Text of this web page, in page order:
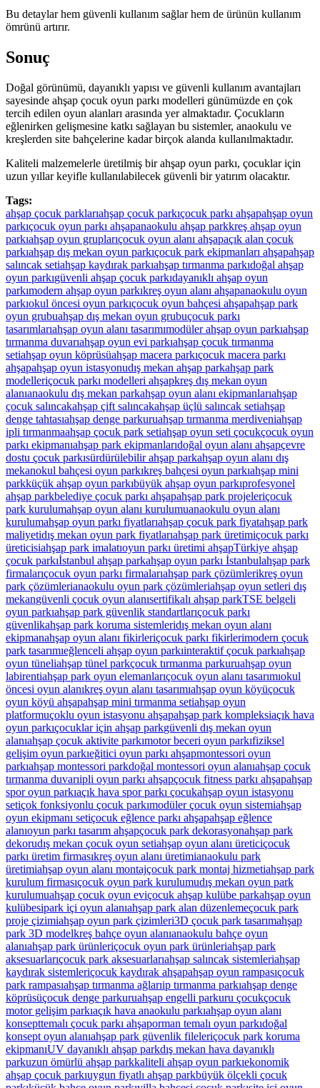
Bu detaylar hem güvenli kullanım sağlar hem de ürünün kullanım
ömrünü artırır.
Sonuç
Doğal görünümü, dayanıklı yapısı ve güvenli kullanım avantajları
sayesinde ahşap çocuk oyun parkı modelleri günümüzde en çok
tercih edilen oyun alanları arasında yer almaktadır. Çocukların
eğlenirken gelişmesine katkı sağlayan bu sistemler, anaokulu ve
kreşlerden site bahçelerine kadar birçok alanda kullanılmaktadır.
Kaliteli malzemelerle üretilmiş bir ahşap oyun parkı, çocuklar için
uzun yıllar keyifle kullanılabilecek güvenli bir yatırım olacaktır.
Tags:
ahşap çocuk parklarıahşap çocuk parkıçocuk parkı ahşapahşap oyun
parkıçocuk oyun parkı ahşapanaokulu ahşap parkkreş ahşap oyun
parkıahşap oyun gruplarıçocuk oyun alanı ahşapaçık alan çocuk
parkıahşap dış mekan oyun parkıçocuk park ekipmanları ahşapahşap
salıncak setiahşap kaydırak parkıahşap tırmanma parkıdoğal ahşap
oyun parkıgüvenli ahşap çocuk parkıdayanıklı ahşap oyun
parkımodern ahşap oyun parkıkreş oyun alanı ahşapanaokulu oyun
parkıokul öncesi oyun parkıçocuk oyun bahçesi ahşapahşap park
oyun grubuahşap dış mekan oyun grubuçocuk parkı
tasarımlarıahşap oyun alanı tasarımımodüler ahşap oyun parkıahşap
tırmanma duvarıahşap oyun evi parkıahşap çocuk tırmanma
setiahşap oyun köprüsüahşap macera parkıçocuk macera parkı
ahşapahşap oyun istasyonudış mekan ahşap parkahşap park
modelleriçocuk parkı modelleri ahşapkreş dış mekan oyun
alanıanaokulu dış mekan parkahşap oyun alanı ekipmanlarıahşap
çocuk salıncakahşap çift salıncakahşap üçlü salıncak setiahşap
denge tahtasıahşap denge parkuruahşap tırmanma merdiveniahşap
ipli tırmanmaahşap çocuk park setiahşap oyun seti çocukçocuk oyun
parkı ekipmanıahşap park ekipmanlarıdoğal oyun alanı ahşapçevre
dostu çocuk parkısürdürülebilir ahşap parkahşap oyun alanı dış
mekanokul bahçesi oyun parkıkreş bahçesi oyun parkıahşap mini
parkküçük ahşap oyun parkıbüyük ahşap oyun parkıprofesyonel
ahşap parkbelediye çocuk parkı ahşapahşap park projeleriçocuk
park kurulumahşap oyun alanı kurulumuanaokulu oyun alanı
kurulumahşap oyun parkı fiyatlarıahşap çocuk park fiyatahşap park
maliyetidış mekan oyun park fiyatlarıahşap park üretimiçocuk parkı
üreticisiahşap park imalatıoyun parkı üretimi ahşapTürkiye ahşap
çocuk parkıİstanbul ahşap parkahşap oyun parkı İstanbulahşap park
firmalarıçocuk oyun parkı firmalarıahşap park çözümlerikreş oyun
park çözümlerianaokulu oyun park çözümleriahşap oyun setleri dış
mekangüvenli çocuk oyun alanısertifikalı ahşap parkTSE belgeli
oyun parkıahşap park güvenlik standartlarıçocuk parkı
güvenlikahşap park koruma sistemleridış mekan oyun alanı
ekipmanahşap oyun alanı fikirleriçocuk parkı fikirlerimodern çocuk
park tasarımıeğlenceli ahşap oyun parkıinteraktif çocuk parkıahşap
oyun tüneliahşap tünel parkçocuk tırmanma parkuruahşap oyun
labirentiahşap park oyun elemanlarıçocuk oyun alanı tasarımıokul
öncesi oyun alanıkreş oyun alanı tasarımıahşap oyun köyüçocuk
oyun köyü ahşapahşap mini tırmanma setiahşap oyun
platformuçoklu oyun istasyonu ahşapahşap park kompleksiaçık hava
oyun parkıçocuklar için ahşap parkgüvenli dış mekan oyun
alanıahşap çocuk aktivite parkımotor beceri oyun parkıfiziksel
gelişim oyun parkıeğitici oyun parkı ahşapmontessori oyun
parkıahşap montessori parkdoğal montessori oyun alanıahşap çocuk
tırmanma duvarıipli oyun parkı ahşapçocuk fitness parkı ahşapahşap
spor oyun parkıaçık hava spor parkı çocukahşap oyun istasyonu
setiçok fonksiyonlu çocuk parkımodüler çocuk oyun sistemiahşap
oyun ekipmanı setiçocuk eğlence parkı ahşapahşap eğlence
alanıoyun parkı tasarım ahşapçocuk park dekorasyonahşap park
dekorudış mekan çocuk oyun setiahşap oyun alanı üreticiçocuk
parkı üretim firmasıkreş oyun alanı üretimianaokulu park
üretimiahşap oyun alanı montajçocuk park montaj hizmetiahşap park
kurulum firmasıçocuk oyun park kurulumudış mekan oyun park
kurulumuahşap çocuk oyun eviçocuk ahşap kulübe parkahşap oyun
kulübesipark içi oyun alanıahşap park alan düzenlemeçocuk park
proje çizimiahşap oyun park çizimleri3D çocuk park tasarımahşap
park 3D modelkreş bahçe oyun alanıanaokulu bahçe oyun
alanıahşap park ürünleriçocuk oyun park ürünleriahşap park
aksesuarlarıçocuk park aksesuarlarıahşap salıncak sistemleriahşap
kaydırak sistemleriçocuk kaydırak ahşapahşap oyun rampasıçocuk
park rampasıahşap tırmanma ağlarıip tırmanma parkıahşap denge
köprüsüçocuk denge parkuruahşap engelli parkuru çocukçocuk
motor gelişim parkıaçık hava anaokulu parkıahşap oyun alanı
konsepttemalı çocuk parkı ahşaporman temalı oyun parkıdoğal
konsept oyun alanıahşap park güvenlik fileleriçocuk park koruma
ekipmanıUV dayanıklı ahşap parkdış mekan hava dayanıklı
parkuzun ömürlü ahşap parkkaliteli ahşap oyun parkıekonomik
ahşap çocuk parkıuygun fiyatlı ahşap parkbüyük ölçekli çocuk